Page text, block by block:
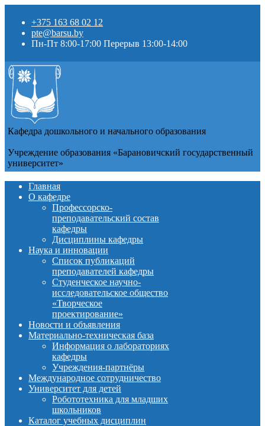
+375 163 68 02 12
pte@barsu.by
Пн-Пт 8:00-17:00 Перерыв 13:00-14:00
Кафедра дошкольного и начального образования
Учреждение образования «Барановичский государственный
университет»
Главная
О кафедре
Профессорско-
преподавательский состав
кафедры
Дисциплины кафедры
Наука и инновации
Список публикаций
преподавателей кафедры
Студенческое научно-
исследовательское общество
«Творческое
проектирование»
Новости и объявления
Материально-техническая база
Информация о лабораториях
кафедры
Учреждения-партнёры
Международное сотрудничество
Университет для детей
Робототехника для младших
школьников
Каталог учебных дисциплин